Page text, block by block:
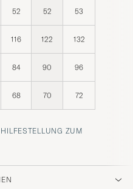
52 52 53
116 122 132
84 90 96
68 70 72
ZUM R